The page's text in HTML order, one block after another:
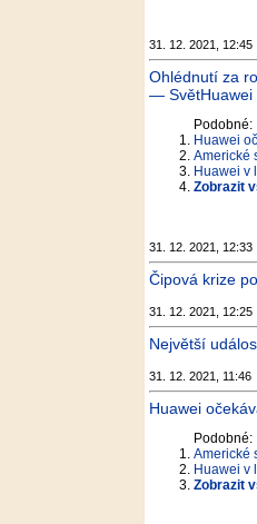
31. 12. 2021, 12:45
Ohlédnutí za
— SvětHuawei
Podobné:
Huawei
Americké
Huawei v
Zobrazit
31. 12. 2021, 12:33
Čipová krize
31. 12. 2021, 12:25
Největší
31. 12. 2021, 11:46
Huawei
Podobné:
Americké
Huawei v
Zobrazit